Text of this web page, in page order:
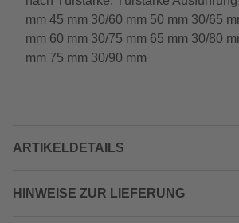
mm 45 mm 30/60 mm 50 mm 30/65
mm 60 mm 30/75 mm 65 mm 30/80
mm 75 mm 30/90 mm
ARTIKELDETAILS
HINWEISE ZUR LIEFERUNG